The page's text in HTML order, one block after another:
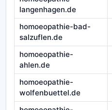
langenhagen.de
homoeopathie-bad-
salzuflen.de
homoeopathie-
ahlen.de
homoeopathie-
wolfenbuettel.de